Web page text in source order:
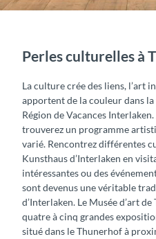
Perles culturelles à
La culture crée des liens, l’art
apportent de la couleur dans la
Région de Vacances
trouverez un programme
varié. Rencontrez différentes
Kunsthaus d’Interlaken en
intéressantes ou des
sont devenus une véritable
d’Interlaken. Le Musée d’art
quatre à cinq grandes
situé dans le Thunerhof à